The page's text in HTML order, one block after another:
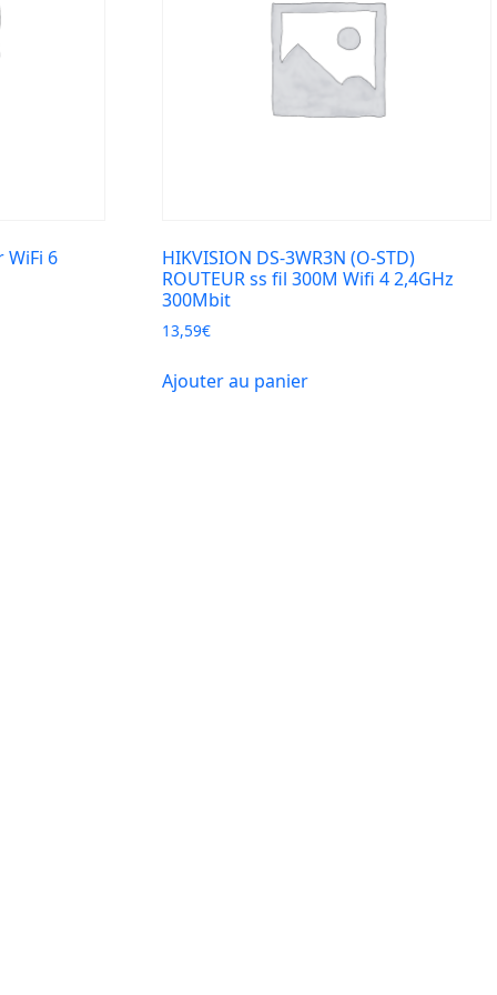
WiFi 6
HIKVISION DS-3WR3N (O-STD)
ROUTEUR ss fil 300M Wifi 4 2,4GHz
300Mbit
13,59€
Ajouter au panier